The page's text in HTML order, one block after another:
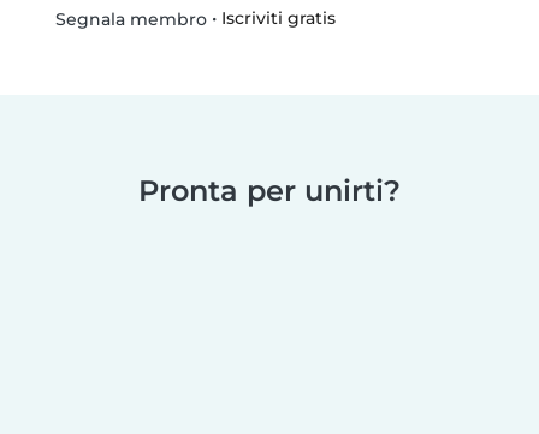
Segnala membro• Iscriviti gratis
Pronta per unirti?